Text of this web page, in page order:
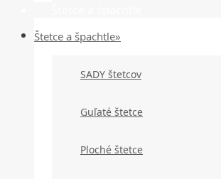
Štetce a špachtle»
SADY štetcov
Guľaté štetce
Ploché štetce